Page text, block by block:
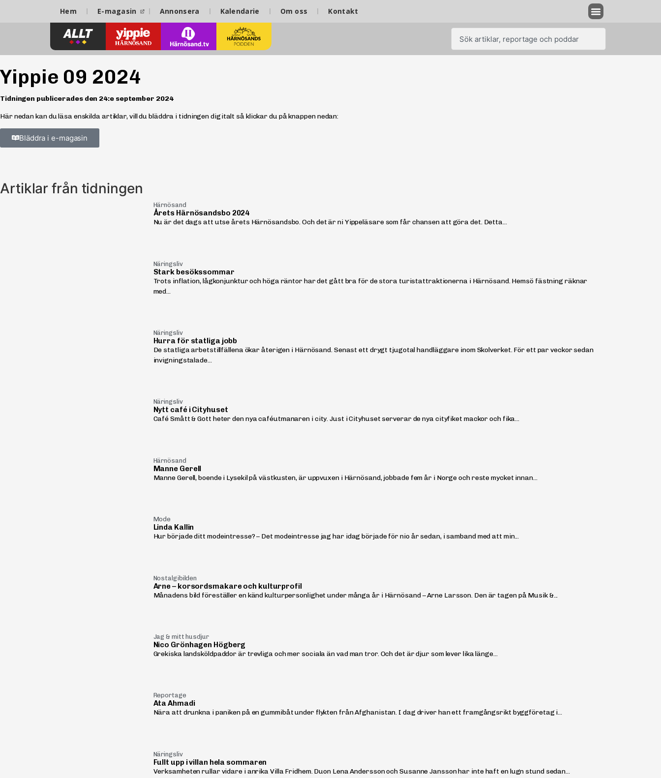
Hem E-magasin Annonsera Kalendarie Om oss Kontakt
Yippie 09 2024
Tidningen publicerades den 24:e september 2024
Här nedan kan du läsa enskilda artiklar, vill du bläddra i tidningen digitalt så klickar du på knappen nedan:
Bläddra i e-magasin
Artiklar från tidningen
Härnösand
Årets Härnösandsbo 2024
Nu är det dags att utse årets Härnösandsbo. Och det är ni Yippeläsare som får chansen att göra det. Detta...
Näringsliv
Stark besökssommar
Trots inflation, lågkonjunktur och höga räntor har det gått bra för de stora turistattraktionerna i Härnösand. Hemsö fästning räknar
med...
Näringsliv
Hurra för statliga jobb
De statliga arbetstillfällena ökar återigen i Härnösand. Senast ett drygt tjugotal handläggare inom Skolverket. För ett par veckor sedan
invigningstalade...
Näringsliv
Nytt café i Cityhuset
Café Smått & Gott heter den nya caféutmanaren i city. Just i Cityhuset serverar de nya cityfiket mackor och fika...
Härnösand
Manne Gerell
Manne Gerell, boende i Lysekil på västkusten, är uppvuxen i Härnösand, jobbade fem år i Norge och reste mycket innan...
Mode
Linda Kallin
Hur började ditt modeintresse? – Det modeintresse jag har idag började för nio år sedan, i samband med att min...
Nostalgibilden
Arne – korsordsmakare och kulturprofil
Månadens bild föreställer en känd kulturpersonlighet under många år i Härnösand – Arne Larsson. Den är tagen på Musik &...
Jag & mitt husdjur
Nico Grönhagen Högberg
Grekiska landsköldpaddor är trevliga och mer sociala än vad man tror. Och det är djur som lever lika länge...
Reportage
Ata Ahmadi
Nära att drunkna i paniken på en gummibåt under flykten från Afghanistan. I dag driver han ett framgångsrikt byggföretag i...
Näringsliv
Fullt upp i villan hela sommaren
Verksamheten rullar vidare i anrika Villa Fridhem. Duon Lena Andersson och Susanne Jansson har inte haft en lugn stund sedan...